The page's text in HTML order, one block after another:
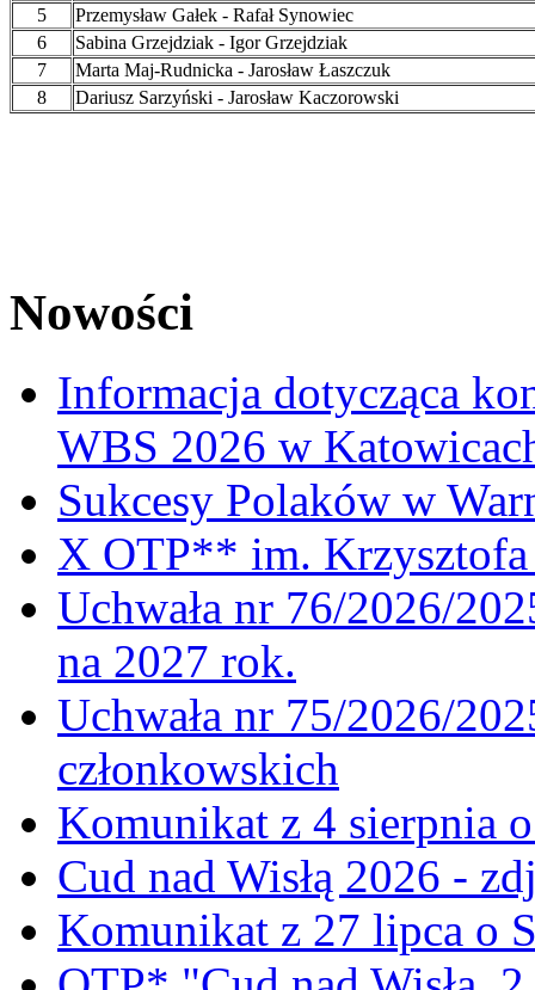
5
Przemysław Gałek - Rafał Synowiec
6
Sabina Grzejdziak - Igor Grzejdziak
7
Marta Maj-Rudnicka - Jarosław Łaszczuk
8
Dariusz Sarzyński - Jarosław Kaczorowski
Nowości
Informacja dotycząca
WBS 2026 w
Sukcesy Polaków w
X OTP** im. Krzysztofa
Uchwała nr 76/2026/
na 2027 rok.
Uchwała nr 75/2026/
członkowskich
Komunikat z 4 sierpnia
Cud nad Wisłą 2026 -
Komunikat z 27 lipca o